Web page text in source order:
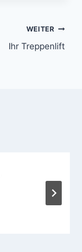
WEITER
Ihr Treppenlift